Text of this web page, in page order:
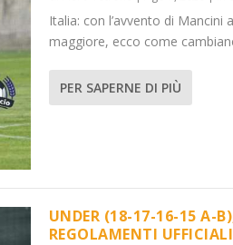
Italia: con l’avvento di Mancini
maggiore, ecco come
PER SAPERNE DI PIÙ
UNDER (18-17-16-15 A-
REGOLAMENTI UFFICIALI